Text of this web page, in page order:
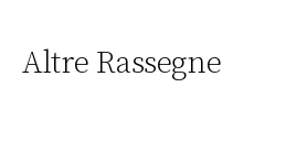
Altre Rassegne